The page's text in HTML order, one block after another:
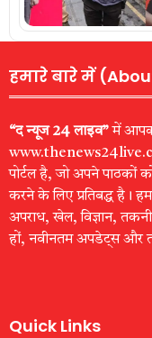
हमारे बारे में
“द न्यूज 24 लाइव”में
पोर्टल है, जो अपने पाठकों
करने के लिए प्रतिबद्ध है।
अपराध, खेल, विज्ञान,
हों, नवीनतम अपडेट्स और
Quick Links